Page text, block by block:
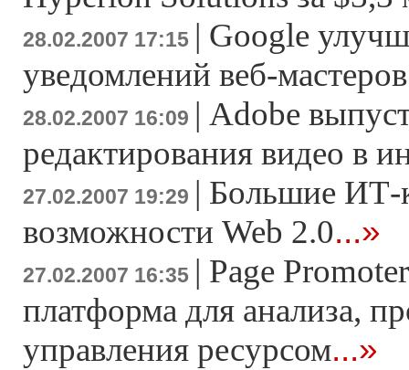
28.02.2007 17:15 | Google
уведомлений веб-мастеров
28.02.2007 16:09 | Adobe
редактирования видео в
27.02.2007 19:29 | Большие ИТ-
возможности Web 2.0...»
27.02.2007 16:35 | Page
платформа для анализа,
управления ресурсом...»